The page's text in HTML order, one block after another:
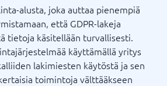
alusta, joka auttaa pienempiä
että GDPR-lakeja
tietoja käsitellään turvallisesti.
käyttämällä yritys
lakimiesten käytöstä ja sen
​​toimintoja välttääkseen